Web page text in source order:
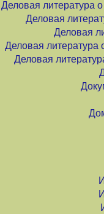
Деловая литература
Деловая
Деловая
Деловая литература
Деловая